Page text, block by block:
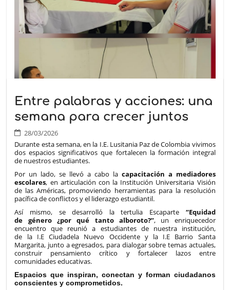
Entre palabras y acciones: una
semana para crecer juntos
28/03/2026
Durante esta semana, en la I.E. Lusitania Paz de Colombia vivimos
dos espacios significativos que fortalecen la formación integral
de nuestros estudiantes.
Por un lado, se llevó a cabo la capacitación a mediadores
escolares, en articulación con la Institución Universitaria Visión
de las Américas, promoviendo herramientas para la resolución
pacífica de conflictos y el liderazgo estudiantil.
Así mismo, se desarrolló la tertulia Escaparte “Equidad
de género ¿por qué tanto alboroto?”, un enriquecedor
encuentro que reunió a estudiantes de nuestra institución,
de la I.E Ciudadela Nuevo Occidente y la I.E Barrio Santa
Margarita, junto a egresados, para dialogar sobre temas actuales,
construir pensamiento crítico y fortalecer lazos entre
comunidades educativas.
Espacios que inspiran, conectan y forman ciudadanos
conscientes y comprometidos.